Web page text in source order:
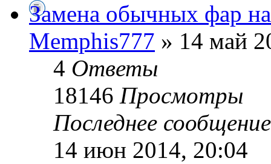
Замена обычных фар
Memphis777 » 14 май
4 Ответы
18146 Просмотры
Последнее
14 июн 2014, 20:04